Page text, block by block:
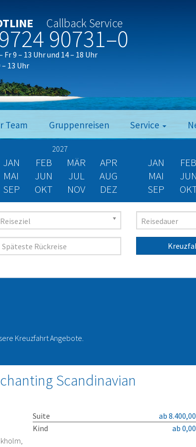
Callback Service
90731–0
Fr 9 – 13 Uhr und 14 – 18 Uhr
– 13 Uhr
Team Gruppenreisen Service
2027
JAN FEB MÄR
APR
MAI
JUN JUL
AUG
SEP
OKT NOV DEZ
JAN FEB
MAI
JUN
SEP
Reiseziel Reisedauer
Kreuzfahrt Angebote.
Scandinavian
Suite
ab
Kind
ab